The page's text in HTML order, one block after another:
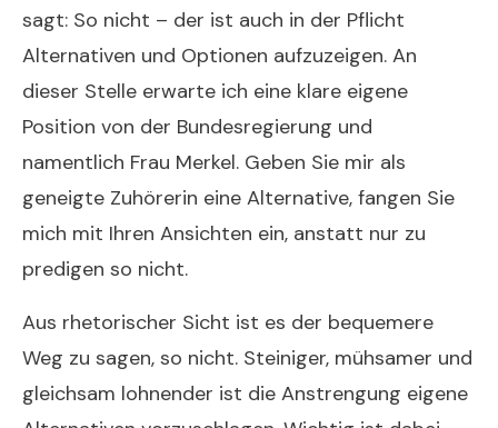
sagt: So nicht – der ist auch in der Pflicht
Alternativen und Optionen aufzuzeigen. An
dieser Stelle erwarte ich eine klare eigene
Position von der Bundesregierung und
namentlich Frau Merkel. Geben Sie mir als
geneigte Zuhörerin eine Alternative, fangen Sie
mich mit Ihren Ansichten ein, anstatt nur zu
predigen so nicht.
Aus rhetorischer Sicht ist es der bequemere
Weg zu sagen, so nicht. Steiniger, mühsamer und
gleichsam lohnender ist die Anstrengung eigene